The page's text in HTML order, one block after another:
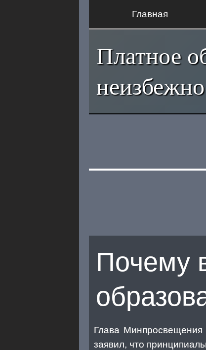
Главная
Платное
Почему
Глава Минпросвещения
заявил, что